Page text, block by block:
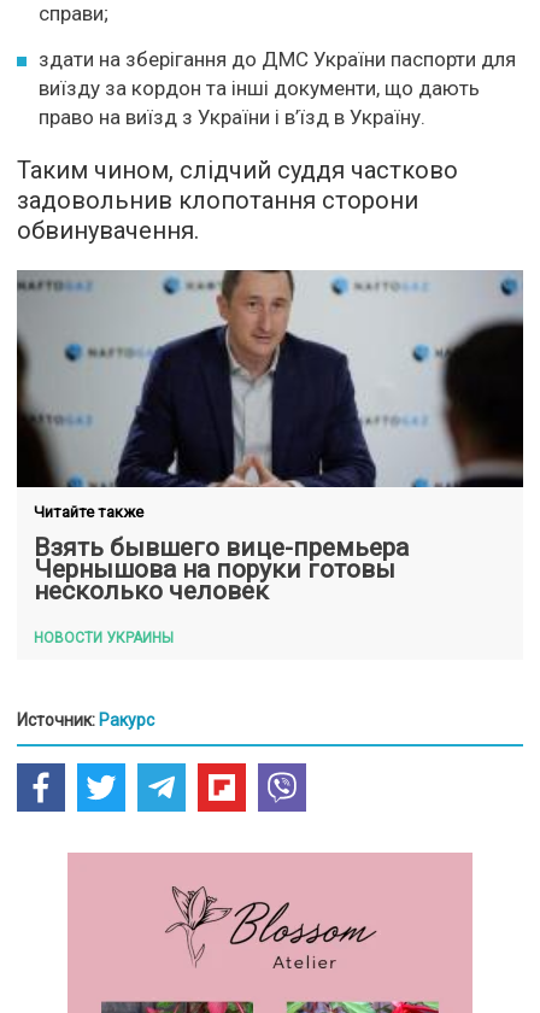
справи;
здати на зберігання до ДМС України паспорти для
виїзду за кордон та інші документи, що дають
право на виїзд з України і в’їзд в Україну.
Таким чином, слідчий суддя частково
задовольнив клопотання сторони
обвинувачення.
Читайте также
Взять бывшего вице-премьера
Чернышова на поруки готовы
несколько человек
НОВОСТИ УКРАИНЫ
Источник: Ракурс